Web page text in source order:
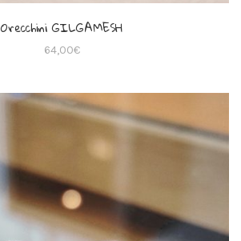
Orecchini GILGAMESH
64,00€